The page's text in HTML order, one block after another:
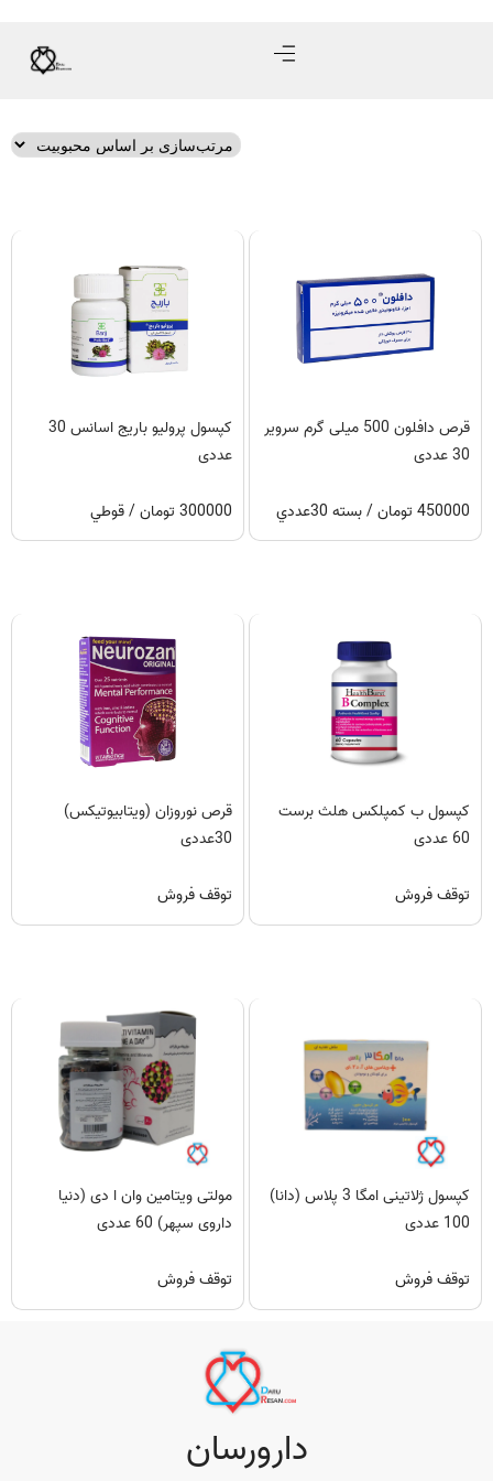
قرص دافلون 500 میلی گرم سرویر
30 عددی
450000 تومان / بسته 30عددي
کپسول پرولیو باریج اسانس 30
عددی
300000 تومان / قوطي
کپسول ب کمپلکس هلث برست
60 عددی
توقف فروش
قرص نوروزان (ویتابیوتیکس)
30عددی
توقف فروش
کپسول ژلاتینی امگا 3 پلاس (دانا)
100 عددی
توقف فروش
مولتی ویتامین وان ا دی (دنیا
داروی سپهر) 60 عددی
توقف فروش
دارورسان